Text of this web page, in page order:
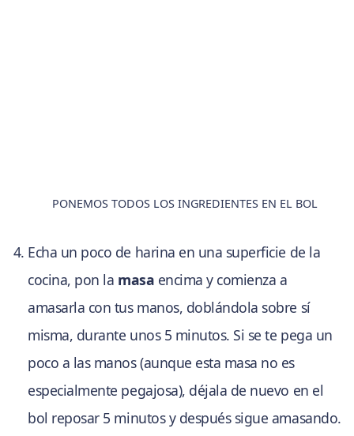
PONEMOS TODOS LOS INGREDIENTES EN EL BOL
Echa un poco de harina en una superficie de la
cocina, pon la masa encima y comienza a
amasarla con tus manos, doblándola sobre sí
misma, durante unos 5 minutos. Si se te pega un
poco a las manos (aunque esta masa no es
especialmente pegajosa), déjala de nuevo en el
bol reposar 5 minutos y después sigue amasando.